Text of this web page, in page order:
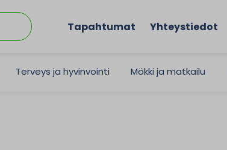
Tapahtumat Yhteystiedot
Terveys ja hyvinvointi Mökki ja matkailu